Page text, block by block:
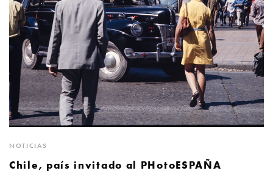
NOTICIAS
Chile, país invitado al PHotoESPAÑA